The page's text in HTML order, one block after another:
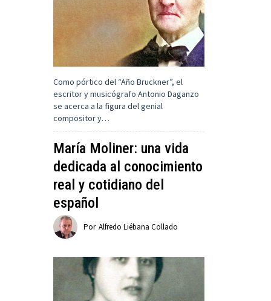
Como pórtico del “Año Bruckner”, el
escritor y musicógrafo Antonio Daganzo
se acerca a la figura del genial
compositor y…
María Moliner: una vida
dedicada al conocimiento
real y cotidiano del
español
Por Alfredo Liébana Collado